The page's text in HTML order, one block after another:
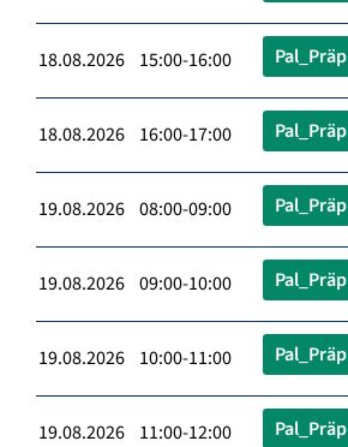
18.08.2026 15:00-16:00 Pal_Präp
18.08.2026 16:00-17:00 Pal_Präp
19.08.2026 08:00-09:00 Pal_Präp
19.08.2026 09:00-10:00 Pal_Präp
19.08.2026 10:00-11:00 Pal_Präp
19.08.2026 11:00-12:00 Pal_Präp